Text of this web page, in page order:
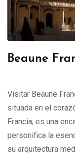
Beaune
Visitar Beaune
situada en el
Francia, es una
personifica la
su arquitectura